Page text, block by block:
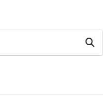
Search